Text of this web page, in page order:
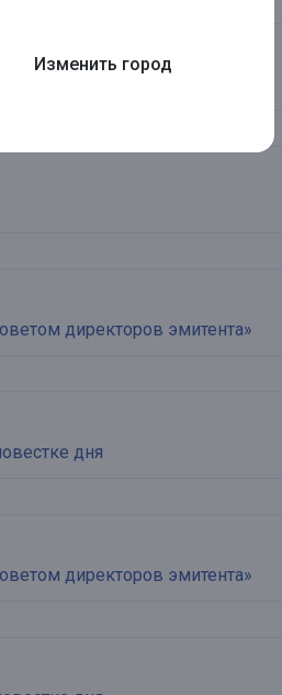
Изменить город
лиц»
директоров эмитента»
дня
директоров эмитента»